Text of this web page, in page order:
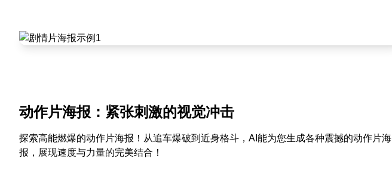
动作片海报：紧张刺激的视觉冲击
探索高能燃爆的动作片海报！从追车爆破到近身格斗，AI能为您生成各种震撼的动作片海
报，展现速度与力量的完美结合！